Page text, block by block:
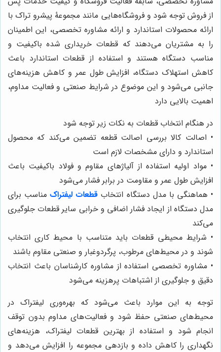
از فروش توجه شود و فروشگاه‌هایی مانند مجموعۀ پیشرو تراک با
ارائه محصولات استاندارد و ارائه مشاوره تخصصی، این اطمینان
را به مشتریان می‌دهند که قطعات خریداری شده باکیفیت و
مناسب دستگاه هستند و استفاده از قطعات استاندارد باعث
کاهش استهلاک دستگاه، افزایش طول عمر و کاهش هزینه‌های
جانبی می‌شود و این موضوع در شرایط صنعتی و فعالیت مداوم،
اهمیت بالایی دارد
در هنگام انتخاب قطعات به نکات زیر توجه شود
• اصالت کالا بررسی اصالت قطعه تضمین می‌کند که محصول
استاندارد و دارای مشخصات لازم است
• مواد اولیه استفاده از آلیاژهای مقاوم و فولاد باکیفیت باعث
افزایش طول عمر و مقاومت در برابر فشار می‌شود
• هماهنگی با مدل دستگاه انتخاب قطعات لیفتراکمناسب برای
مدل دستگاه از ایجاد فشار اضافی و خرابی سایر قطعات جلوگیری
می‌کند
• شرایط محیطی قطعات باید متناسب با محیط کاری انتخاب
شوند و در محیط‌های مرطوب، پرگردوغبار و صنعتی مقاوم باشند
• مشاوره تخصصی استفاده از مشاوره کارشناسان باعث انتخاب
دقیق و جلوگیری از اشتباهات پرهزینه می‌شود
توجه به این موارد باعث می‌شود که بهره‌وری لیفتراک در
محیط‌های صنعتی حفظ شود و فعالیت‌های مداوم بدون توقف
انجام شود و استفاده از بهترین قطعات لیفتراک، هزینه‌های
نگهداری را کاهش داده و بازدهی مجموعه را افزایش می‌دهد و